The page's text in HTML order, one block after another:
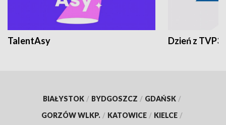
TalentAsy Dzień z TVP3
BIAŁYSTOK / BYDGOSZCZ / GDAŃSK /
GORZÓW WLKP. / KATOWICE / KIELCE /